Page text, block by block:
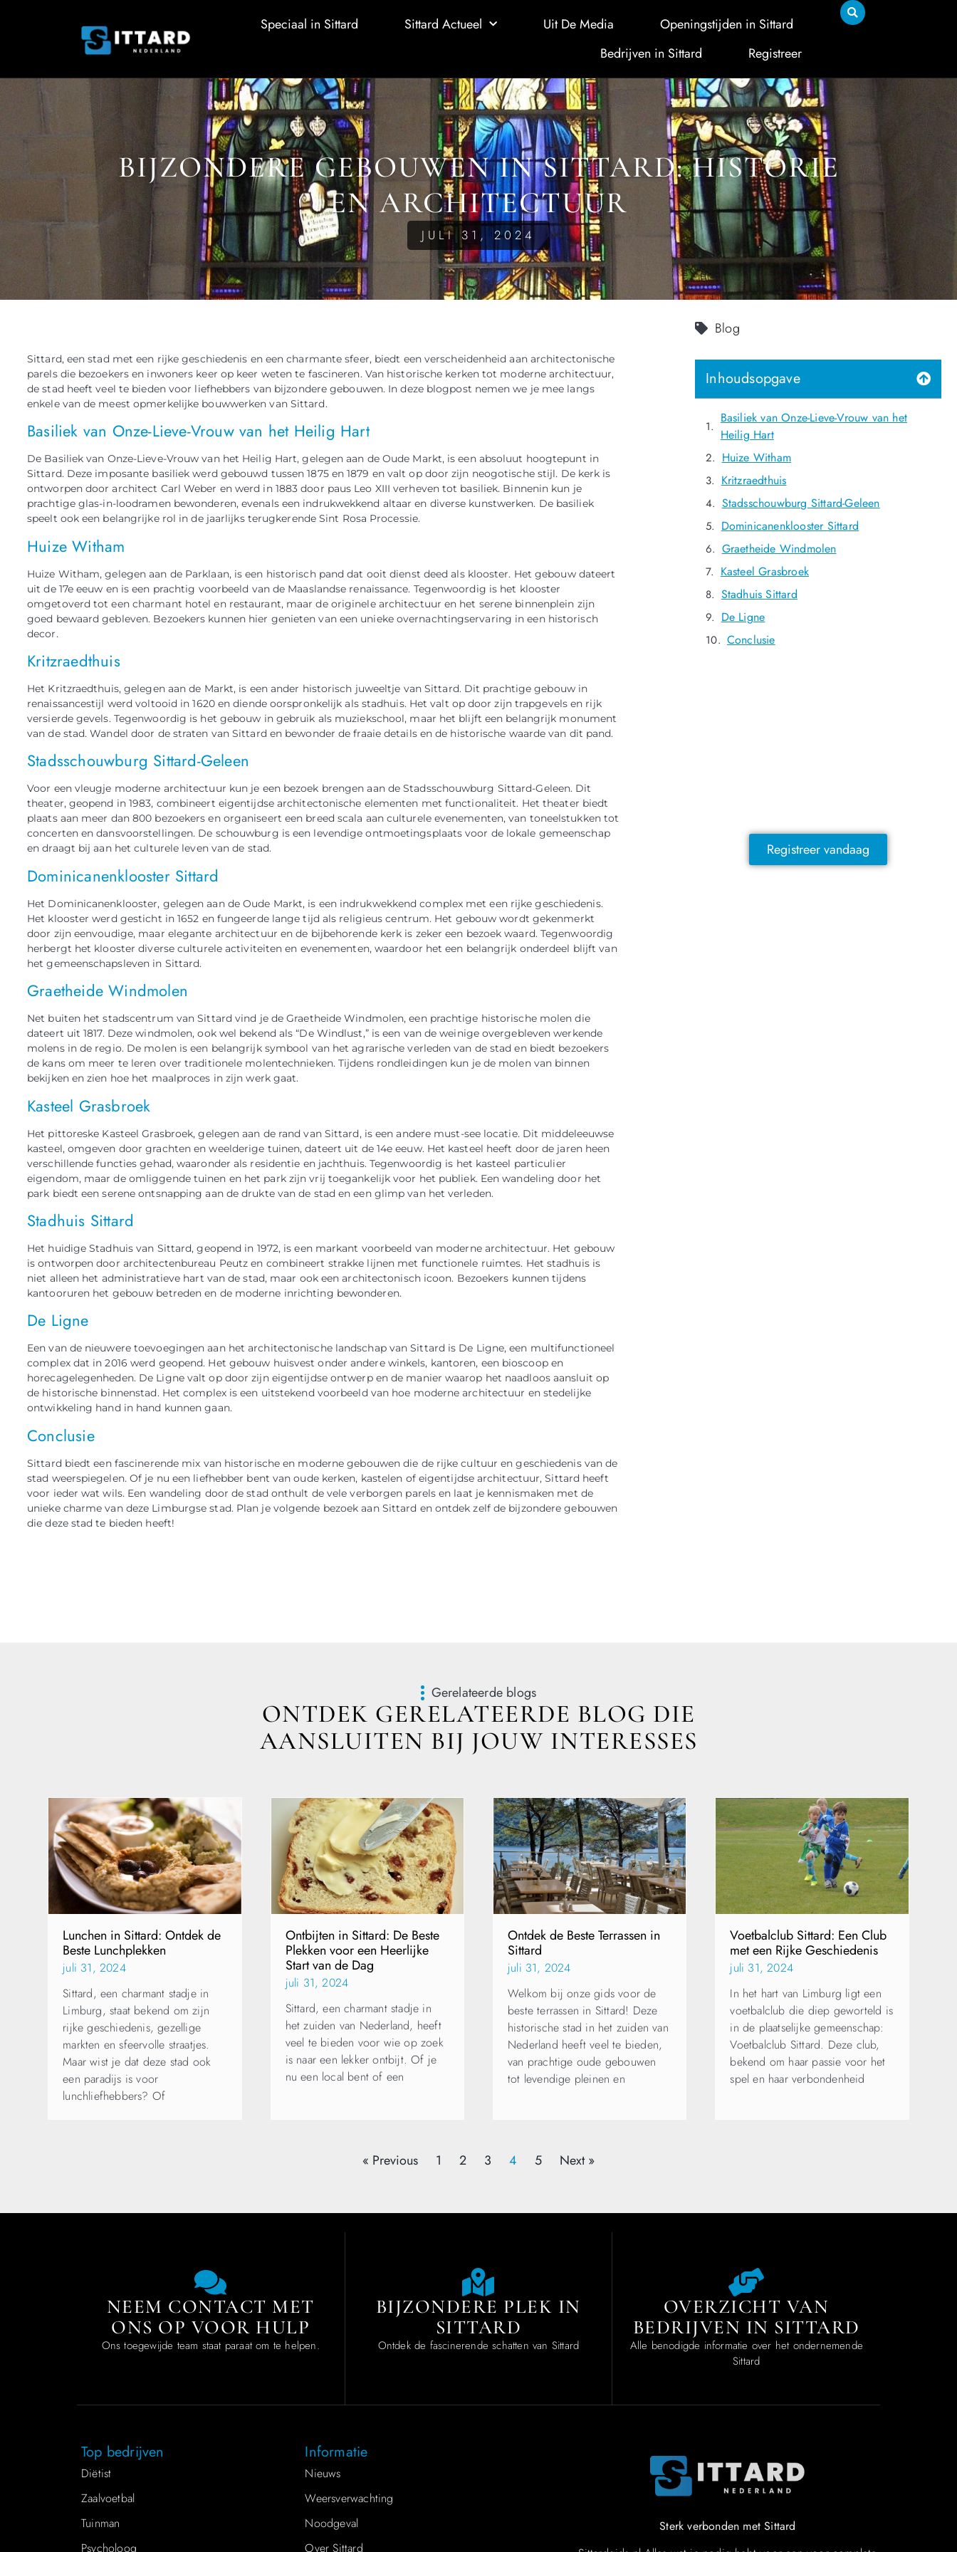
Speciaal in Sittard Sittard Actueel Uit De Media
Openingstijden in Sittard
Bedrijven in Sittard
Registreer
BIJZONDERE GEBOUWEN IN SITTARD: HISTORIE
EN ARCHITECTUUR
JULI 31, 2024
Sittard, een stad met een rijke geschiedenis en een charmante sfeer, biedt een verscheidenheid aan architectonische
parels die bezoekers en inwoners keer op keer weten te fascineren. Van historische kerken tot moderne architectuur,
de stad heeft veel te bieden voor liefhebbers van bijzondere gebouwen. In deze blogpost nemen we je mee langs
enkele van de meest opmerkelijke bouwwerken van Sittard.
Basiliek van Onze-Lieve-Vrouw van het Heilig Hart
De Basiliek van Onze-Lieve-Vrouw van het Heilig Hart, gelegen aan de Oude Markt, is een absoluut hoogtepunt in
Sittard. Deze imposante basiliek werd gebouwd tussen 1875 en 1879 en valt op door zijn neogotische stijl. De kerk is
ontworpen door architect Carl Weber en werd in 1883 door paus Leo XIII verheven tot basiliek. Binnenin kun je
prachtige glas-in-loodramen bewonderen, evenals een indrukwekkend altaar en diverse kunstwerken. De basiliek
speelt ook een belangrijke rol in de jaarlijks terugkerende Sint Rosa Processie.
Huize Witham
Huize Witham, gelegen aan de Parklaan, is een historisch pand dat ooit dienst deed als klooster. Het gebouw dateert
uit de 17e eeuw en is een prachtig voorbeeld van de Maaslandse renaissance. Tegenwoordig is het klooster
omgetoverd tot een charmant hotel en restaurant, maar de originele architectuur en het serene binnenplein zijn
goed bewaard gebleven. Bezoekers kunnen hier genieten van een unieke overnachtingservaring in een historisch
decor.
Kritzraedthuis
Het Kritzraedthuis, gelegen aan de Markt, is een ander historisch juweeltje van Sittard. Dit prachtige gebouw in
renaissancestijl werd voltooid in 1620 en diende oorspronkelijk als stadhuis. Het valt op door zijn trapgevels en rijk
versierde gevels. Tegenwoordig is het gebouw in gebruik als muziekschool, maar het blijft een belangrijk monument
van de stad. Wandel door de straten van Sittard en bewonder de fraaie details en de historische waarde van dit pand.
Stadsschouwburg Sittard-Geleen
Voor een vleugje moderne architectuur kun je een bezoek brengen aan de Stadsschouwburg Sittard-Geleen. Dit
theater, geopend in 1983, combineert eigentijdse architectonische elementen met functionaliteit. Het theater biedt
plaats aan meer dan 800 bezoekers en organiseert een breed scala aan culturele evenementen, van toneelstukken tot
concerten en dansvoorstellingen. De schouwburg is een levendige ontmoetingsplaats voor de lokale gemeenschap
en draagt bij aan het culturele leven van de stad.
Dominicanenklooster Sittard
Het Dominicanenklooster, gelegen aan de Oude Markt, is een indrukwekkend complex met een rijke geschiedenis.
Het klooster werd gesticht in 1652 en fungeerde lange tijd als religieus centrum. Het gebouw wordt gekenmerkt
door zijn eenvoudige, maar elegante architectuur en de bijbehorende kerk is zeker een bezoek waard. Tegenwoordig
herbergt het klooster diverse culturele activiteiten en evenementen, waardoor het een belangrijk onderdeel blijft van
het gemeenschapsleven in Sittard.
Graetheide Windmolen
Net buiten het stadscentrum van Sittard vind je de Graetheide Windmolen, een prachtige historische molen die
dateert uit 1817. Deze windmolen, ook wel bekend als “De Windlust,” is een van de weinige overgebleven werkende
molens in de regio. De molen is een belangrijk symbool van het agrarische verleden van de stad en biedt bezoekers
de kans om meer te leren over traditionele molentechnieken. Tijdens rondleidingen kun je de molen van binnen
bekijken en zien hoe het maalproces in zijn werk gaat.
Kasteel Grasbroek
Het pittoreske Kasteel Grasbroek, gelegen aan de rand van Sittard, is een andere must-see locatie. Dit middeleeuwse
kasteel, omgeven door grachten en weelderige tuinen, dateert uit de 14e eeuw. Het kasteel heeft door de jaren heen
verschillende functies gehad, waaronder als residentie en jachthuis. Tegenwoordig is het kasteel particulier
eigendom, maar de omliggende tuinen en het park zijn vrij toegankelijk voor het publiek. Een wandeling door het
park biedt een serene ontsnapping aan de drukte van de stad en een glimp van het verleden.
Stadhuis Sittard
Het huidige Stadhuis van Sittard, geopend in 1972, is een markant voorbeeld van moderne architectuur. Het gebouw
is ontworpen door architectenbureau Peutz en combineert strakke lijnen met functionele ruimtes. Het stadhuis is
niet alleen het administratieve hart van de stad, maar ook een architectonisch icoon. Bezoekers kunnen tijdens
kantooruren het gebouw betreden en de moderne inrichting bewonderen.
De Ligne
Een van de nieuwere toevoegingen aan het architectonische landschap van Sittard is De Ligne, een multifunctioneel
complex dat in 2016 werd geopend. Het gebouw huisvest onder andere winkels, kantoren, een bioscoop en
horecagelegenheden. De Ligne valt op door zijn eigentijdse ontwerp en de manier waarop het naadloos aansluit op
de historische binnenstad. Het complex is een uitstekend voorbeeld van hoe moderne architectuur en stedelijke
ontwikkeling hand in hand kunnen gaan.
Conclusie
Sittard biedt een fascinerende mix van historische en moderne gebouwen die de rijke cultuur en geschiedenis van de
stad weerspiegelen. Of je nu een liefhebber bent van oude kerken, kastelen of eigentijdse architectuur, Sittard heeft
voor ieder wat wils. Een wandeling door de stad onthult de vele verborgen parels en laat je kennismaken met de
unieke charme van deze Limburgse stad. Plan je volgende bezoek aan Sittard en ontdek zelf de bijzondere gebouwen
die deze stad te bieden heeft!
Blog
Inhoudsopgave
Basiliek van Onze-Lieve-Vrouw van het
Heilig Hart
Huize Witham
Kritzraedthuis
Stadsschouwburg Sittard-Geleen
Dominicanenklooster Sittard
Graetheide Windmolen
Kasteel Grasbroek
Stadhuis Sittard
De Ligne
Conclusie
Registreer vandaag
Gerelateerde blogs
ONTDEK GERELATEERDE BLOG DIE
AANSLUITEN BIJ JOUW INTERESSES
Lunchen in Sittard: Ontdek de
Beste Lunchplekken
juli 31, 2024
Sittard, een charmant stadje in
Limburg, staat bekend om zijn
rijke geschiedenis, gezellige
markten en sfeervolle straatjes.
Maar wist je dat deze stad ook
een paradijs is voor
lunchliefhebbers? Of
Ontbijten in Sittard: De Beste
Plekken voor een Heerlijke
Start van de Dag
juli 31, 2024
Sittard, een charmant stadje in
het zuiden van Nederland, heeft
veel te bieden voor wie op zoek
is naar een lekker ontbijt. Of je
nu een local bent of een
Ontdek de Beste Terrassen in
Sittard
juli 31, 2024
Welkom bij onze gids voor de
beste terrassen in Sittard! Deze
historische stad in het zuiden van
Nederland heeft veel te bieden,
van prachtige oude gebouwen
tot levendige pleinen en
Voetbalclub Sittard: Een Club
met een Rijke Geschiedenis
juli 31, 2024
In het hart van Limburg ligt een
voetbalclub die diep geworteld is
in de plaatselijke gemeenschap:
Voetbalclub Sittard. Deze club,
bekend om haar passie voor het
spel en haar verbondenheid
« Previous 1 2 3 4 5 Next »
NEEM CONTACT MET
ONS OP VOOR HULP
Ons toegewijde team staat paraat om te helpen.
BIJZONDERE PLEK IN
SITTARD
Ontdek de fascinerende schatten van Sittard
OVERZICHT VAN
BEDRIJVEN IN SITTARD
Alle benodigde informatie over het ondernemende
Sittard
Informatie
Nieuws
Weersverwachting
Noodgeval
Over Sittard
Top bedrijven
Diëtist
Zaalvoetbal
Tuinman
Psycholoog
Sterk verbonden met Sittard